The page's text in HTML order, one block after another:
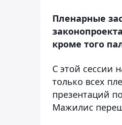
Пленарные
кроме того
С этой сессии
только всех
презентаций
Мажилис